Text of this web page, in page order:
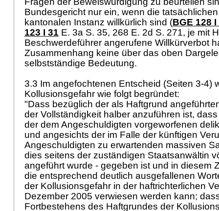
Bundesgericht nur ein, wenn die
kantonalen Instanz willkürlich sind (BGE 128 I
123 I 31 E. 3a S. 35, 268 E. 2d S. 271, je mit
Beschwerdeführer angerufene Willkürverbot
Zusammenhang keine über das oben
selbstständige Bedeutung.
3.3 Im angefochtenen Entscheid (Seiten 3-4)
Kollusionsgefahr wie folgt begründet:
"Dass bezüglich der als Haftgrund
der Vollständigkeit halber anzuführen ist,
der dem Angeschuldigten vorgeworfenen
und angesichts der im Falle der künftigen
Angeschuldigten zu erwartenden massiven
dies seitens der zuständigen Staatsanwältin
angeführt wurde - gegeben ist und in diesem
die entsprechend deutlich ausgefallenen
der Kollusionsgefahr in der haftrichterlichen
Dezember 2005 verwiesen werden kann;
Fortbestehens des Haftgrundes der